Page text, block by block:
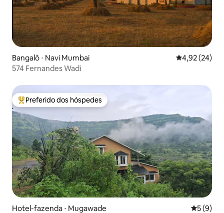
Bangalô ⋅ Navi Mumbai 4,92 de uma
4,92 (24)
574 Fernandes Wadi
Entre os melhores preferidos dos hóspedes
Preferido dos hóspedes
Hotel-fazenda ⋅ Mugawade 5 de
5 (9)